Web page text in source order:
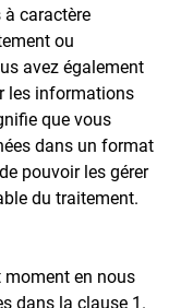
à caractère
ou
avez également
les informations
que vous
dans un format
pouvoir les gérer
du traitement.
moment en nous
dans la clause 1.